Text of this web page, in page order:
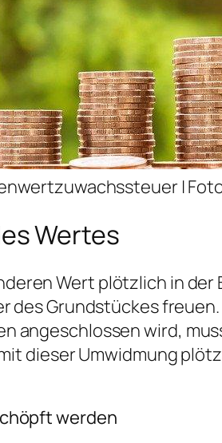
|
Wertes
Wert plötzlich in
des Grundstückes
angeschlossen wird,
dieser Umwidmung
werden